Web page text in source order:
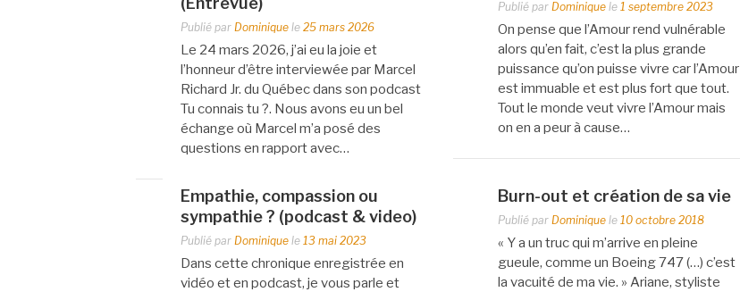
Publié par Dominique le 25 mars 2026
Le 24 mars 2026, j’ai eu la joie et
l’honneur d’être interviewée par Marcel
Richard Jr. du Québec dans son podcast
Tu connais tu ?. Nous avons eu un bel
échange où Marcel m’a posé des
questions en rapport avec…
Publié par Dominiquele 1 septembre 2023
On pense que l’Amour rend vulnérable
alors qu’en fait, c’est la plus grande
puissance qu’on puisse vivre car l’Amour
est immuable et est plus fort que tout.
Tout le monde veut vivre l’Amour mais
on en a peur à cause…
Empathie, compassion ou
sympathie ? (podcast & video)
Publié par Dominique le 13 mai 2023
Dans cette chronique enregistrée en
vidéo et en podcast, je vous parle et
Burn-out et création de sa vie
Publié par Dominiquele 10 octobre 2018
« Y a un truc qui m’arrive en pleine
gueule, comme un Boeing 747 (…) c’est
la vacuité de ma vie. » Ariane, styliste